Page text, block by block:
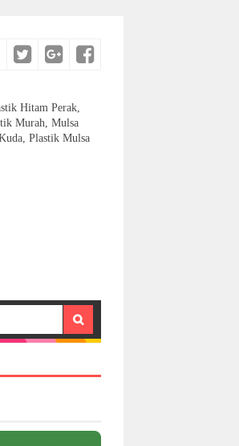
Hitam Perak,
Murah, Mulsa
Plastik Mulsa